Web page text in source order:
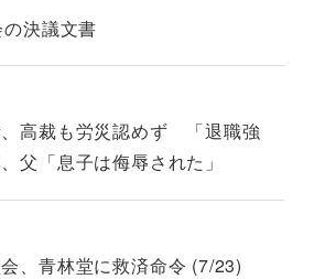
決議文書
高裁も労災認めず 「退職強
父「息子は侮辱された」
、青林堂に救済命令 (7/23)